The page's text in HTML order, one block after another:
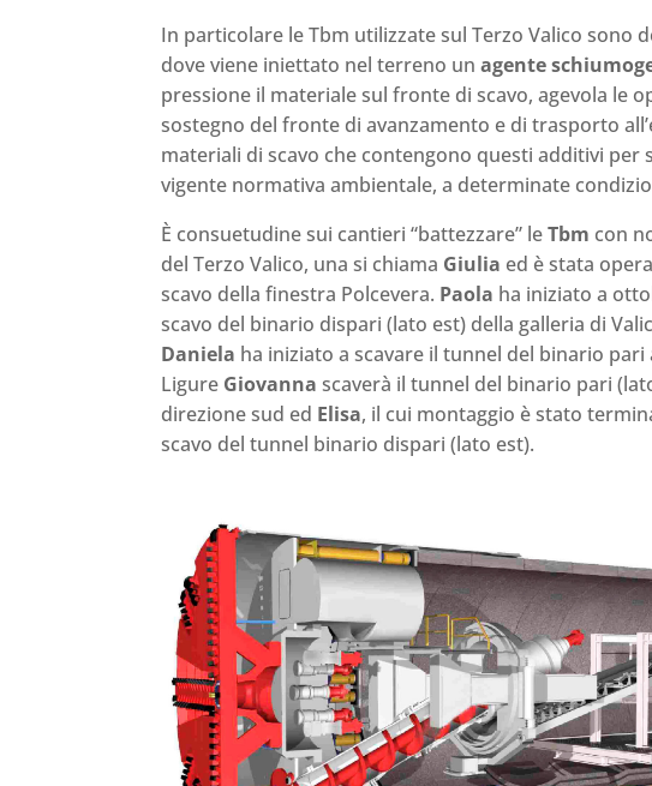
In particolare le Tbm utilizzate sul Terzo Valico sono
dove viene iniettato nel terreno unagente
pressione il materiale sul fronte di scavo, agevola le
sostegno del fronte di avanzamento e di trasporto
materiali di scavo che contengono questi additivi per
vigente normativa ambientale, a determinate
È consuetudine sui cantieri “battezzare” leTbm con
del Terzo Valico, una si chiama Giulia ed è stata
scavo della finestra Polcevera. Paola ha iniziato a
scavo del binario dispari (lato est) della galleria di
Daniela ha iniziato a scavare il tunnel del binario
Ligure Giovanna scaverà il tunnel del binario pari
direzione sud ed Elisa, il cui montaggio è stato
scavo del tunnel binario dispari (lato est).